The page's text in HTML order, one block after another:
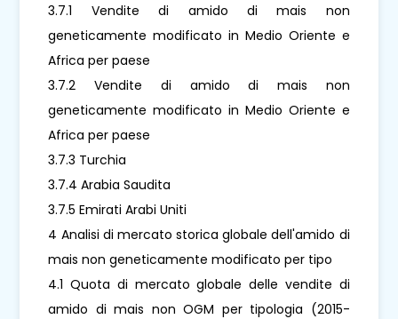
3.7.1 Vendite di amido di mais non
geneticamente modificato in Medio Oriente e
Africa per paese
3.7.2 Vendite di amido di mais non
geneticamente modificato in Medio Oriente e
Africa per paese
3.7.3 Turchia
3.7.4 Arabia Saudita
3.7.5 Emirati Arabi Uniti
4 Analisi di mercato storica globale dell'amido di
mais non geneticamente modificato per tipo
4.1 Quota di mercato globale delle vendite di
amido di mais non OGM per tipologia (2015-